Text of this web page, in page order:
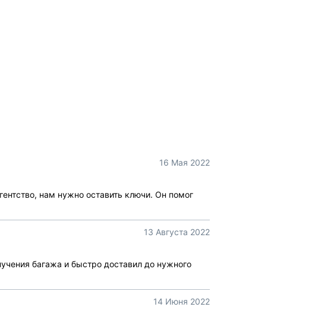
16 Мая 2022
нам нужно оставить ключи. Он помог
13 Августа 2022
багажа и быстро доставил до нужного
14 Июня 2022